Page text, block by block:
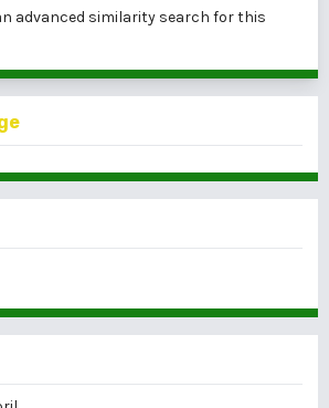
advanced similarity search for this